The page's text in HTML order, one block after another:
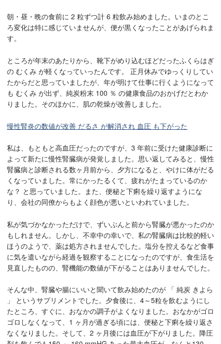
朝・昼・晩の食前に 2 粒ずつ計 6 粒飲み始めました。いまのとこ
ろ変化は特に感じていませんが、便が黒くなったことがあげられま
す。
ところが年末のあたりから、靴下がめり込むほどだったふくらはぎ
の むくみ が軽くなっていったんです。 正月休みでゆっくりしてい
たからだと思っていましたが、年が明けて仕事に行くようになって
も むくみ が出ず、純炭粉末 100 ％ の健康食品のおかげだとわか
りました。そのほかに、肌の乾燥が改善しました。
慢性腎炎の数値が改善 だるさ が解消され 血圧 も下がった
私は、もともと高血圧だったのですが、3 年前に受けた健康診断に
よって新たに慢性腎臓病が発覚しました。思い返してみると、慢性
腎臓病と診断される数ヶ月前から、夕方になると、やけに体がだる
くなっていました。常にかったるくて、疲れがたまっているのか
な？ と思っていました。また、便秘と下痢を繰り返すようにな
り、会社の同僚からもよく顔色が悪いといわれていました。
私が気づかなかっただけで、ずいぶんと前から腎臓が悪かったのか
もしれません。しかし、 不幸中の幸いで、私の腎臓病は比較的軽い
ほうのようで、薬は処方されませんでした。 塩分を控えるなど食事
に気を遣いながら経過を観察することになったのですが、食生活を
見直したものの、腎機能の数値が下がることはありませんでした。
そんな中、腎臓や腸にいいと聞いて飲み始めたのが 「 純炭 きよら
」 というサプリメントでした。夕食後に、4～5粒を飲むようにし
たところ、すぐに、おなかの調子がよくなりました。おなかがゴロ
ゴロしなくなって、1 ヶ月が過ぎる頃には、便秘と下痢を繰り返さ
なくなりました。そして、2 ヶ月後には血圧が下がりました。降圧